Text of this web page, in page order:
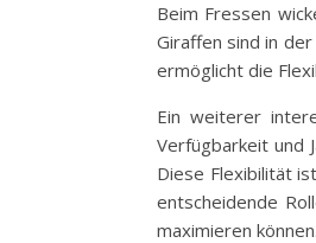
Beim Fressen
Giraffen sind in
ermöglicht die
Ein weiterer
Verfügbarkeit und
Diese Flexibilität
entscheidende
maximieren können.